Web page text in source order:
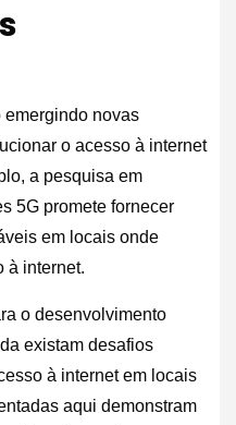
novas
o acesso à internet
a pesquisa em
5G promete fornecer
em locais onde
à internet.
o desenvolvimento
existam desafios
à internet em locais
aqui demonstram